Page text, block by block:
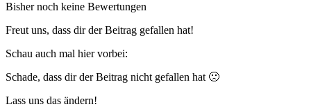
Bisher noch keine Bewertungen
Freut uns, dass dir der Beitrag gefallen hat!
Schau auch mal hier vorbei:
Schade, dass dir der Beitrag nicht gefallen hat 🙁
Lass uns das ändern!